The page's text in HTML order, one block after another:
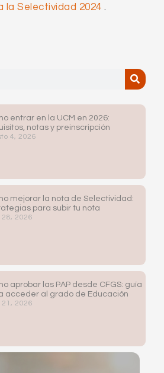
la Selectividad 2024 .
entrar en la UCM en 2026:
notas y preinscripción
4, 2026
mejorar la nota de Selectividad:
para subir tu nota
28, 2026
aprobar las PAP desde CFGS: guía
acceder al grado de Educación
21, 2026